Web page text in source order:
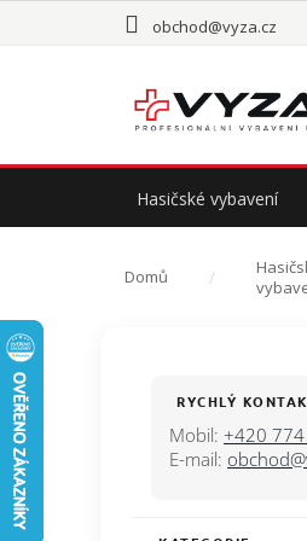
obchod@vyza.cz
Hasičské vybavení
Domů
RYCHLÝ
Mobil: +420
E-mail: